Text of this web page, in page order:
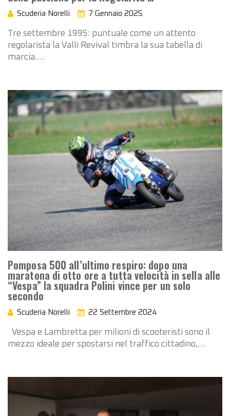
Scuderia Norelli 7 Gennaio 2025
Tre settembre 1995: puntuale come un attento
regolarista la Valli Revival timbra la sua tabella di
marcia….
Pomposa 500 all’ultimo respiro: dopo una
maratona di otto ore a tutta velocità in sella alle
“Vespa” la squadra Polini vince per un solo
secondo
Scuderia Norelli 22 Settembre 2024
Vespa e Lambretta per milioni di scooteristi sono il
mezzo ideale per spostarsi nel traffico cittadino,…